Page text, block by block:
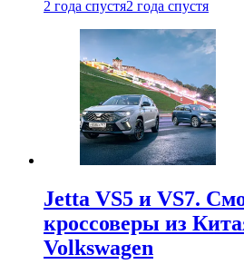
2 года спустя2 года спустя
Jetta VS5 и VS7.
кроссоверы из
Volkswagen